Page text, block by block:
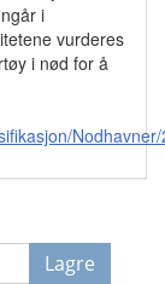
i
vurderes
i nød for å
Lagre